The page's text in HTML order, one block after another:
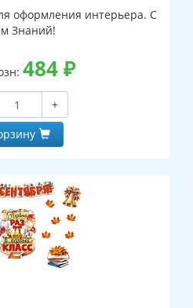
оформления интерьера. С
Знаний!
484₽
+